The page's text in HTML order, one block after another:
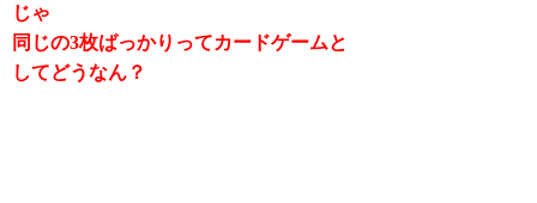
じゃ
同じの3枚ばっかりってカードゲームと
してどうなん？